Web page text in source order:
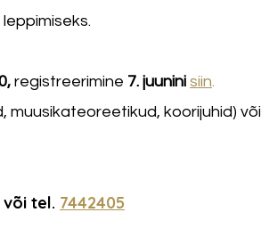
registreerimine 7. juunini siin.
muusikateoreetikud, koorijuhid) või
või tel. 7442405